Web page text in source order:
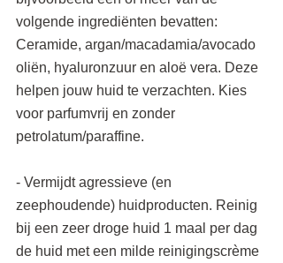
volgende ingrediënten bevatten:
Ceramide, argan/macadamia/avocado
oliën, hyaluronzuur en aloë vera. Deze
helpen jouw huid te verzachten. Kies
voor parfumvrij en zonder
petrolatum/paraffine.
- Vermijdt agressieve (en
zeephoudende) huidproducten. Reinig
bij een zeer droge huid 1 maal per dag
de huid met een milde reinigingscrème